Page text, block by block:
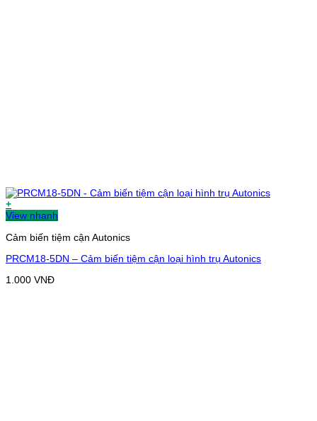
+
View nhanh
Cảm biến tiệm cận Autonics
PRCM18-5DN – Cảm biến tiệm cận loại hình trụ Autonics
1.000 VNĐ